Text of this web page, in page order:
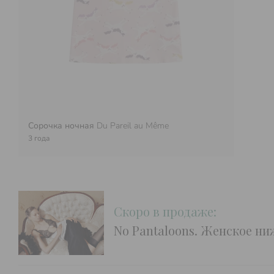
Сорочка ночная Du Pareil au Même
3 года
Скоро в продаже:
No Pantaloons. Женское